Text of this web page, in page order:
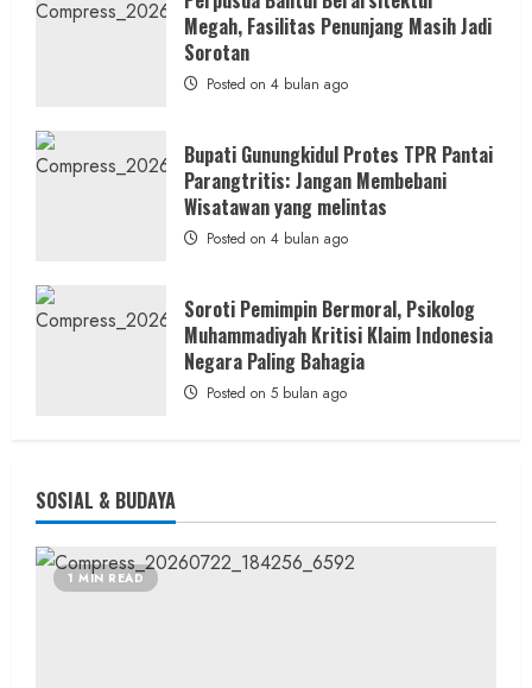
Kontraktor:
Ketum
PWRI
Minta
Megah, Fasilitas Penunjang Masih Jadi
Sorotan
Posted on 4 bulan ago
Bupati Gunungkidul Protes TPR Pantai
Parangtritis: Jangan Membebani
Wisatawan yang melintas
Posted on 4 bulan ago
Soroti Pemimpin Bermoral, Psikolog
Muhammadiyah Kritisi Klaim Indonesia
Negara Paling Bahagia
Posted on 5 bulan ago
SOSIAL & BUDAYA
1 MIN READ